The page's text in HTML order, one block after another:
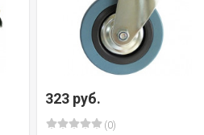
323 руб.
(0)